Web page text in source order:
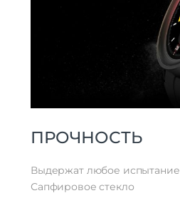
ПРОЧНОСТЬ
Выдержат любое испытание
Сапфировое стекло